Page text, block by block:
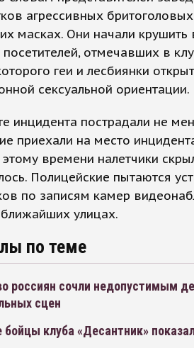
агрессивных
масках. Они начали крушить
посетителей, отмечавших в
геи и лесбиянки
сексуальной ориентации.
инцидента пострадали не
приехали на место
времени налетчики
Полицейские пытаются
по записям камер
улицах.
по теме
россиян сочли недопустимым
сцен
бойцы клуба «Десантник»